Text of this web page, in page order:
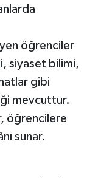
öğrenciler
siyaset bilimi,
gibi
mevcuttur.
öğrencilere
sunar.